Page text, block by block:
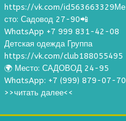
https://vk.com/id563663329Ме
сто: Садовод 27-90📲
WhatsApp +7 999 831-42-08
Детская одежда Группа
https://vk.com/club188055495
🌍 Место: САДОВОД 24-95
WhatsApp: +7 (999) 879-07-70
>>читать далее<<